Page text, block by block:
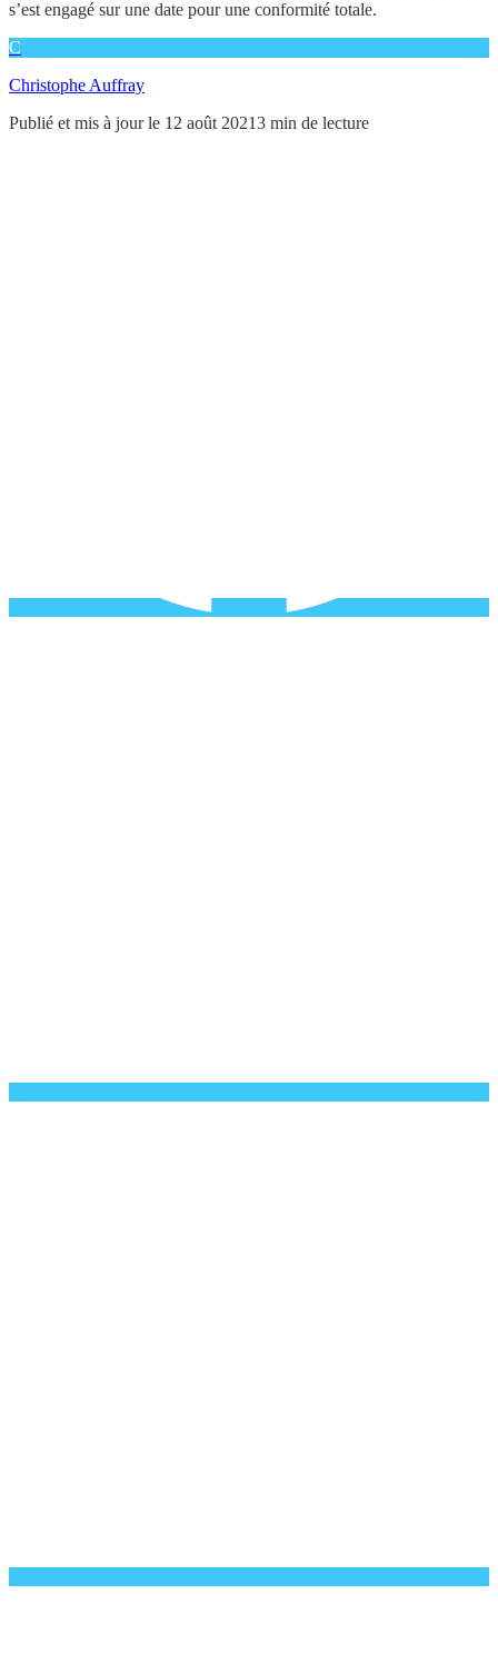
s’est engagé sur une date pour une conformité totale.
C
Christophe Auffray
Publié et mis à jour le 12 août 20213 min de lecture